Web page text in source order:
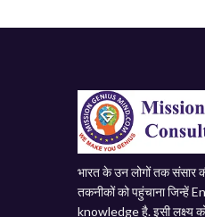
भारत के उन लोगों तक संसार
तकनीकों को पहुंचाना जिन्हें
knowledge है. इसी लक्ष्य